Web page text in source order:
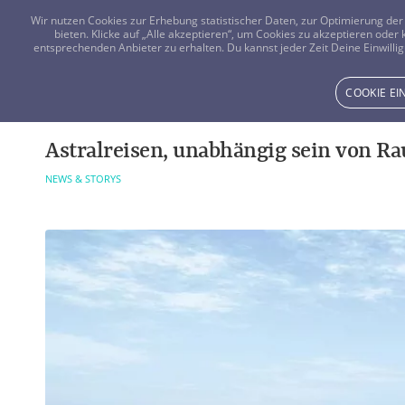
Astralreisen, unabhängig sein von
NEWS & STORYS
Wir nutzen Cookies zur Erhebung statistischer Daten, zur Optimierung
bieten. Klicke auf „Alle akzeptieren“, um Cookies zu akzeptieren
entsprechenden Anbieter zu erhalten. Du kannst jeder Zeit Deine
COOKIE